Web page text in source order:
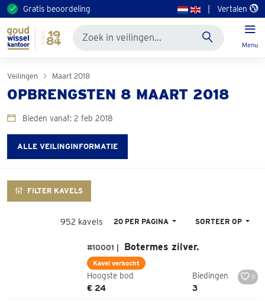
Gratis beoordeling Vertalen
Menu
Veilingen Maart 2018
OPBRENGSTEN 8 MAART 2018
Bieden vanaf: 2 feb 2018
ALLE VEILINGINFORMATIE
FILTER KAVELS
952 kavels 20 PER PAGINA SORTEER OP
#10001 | Botermes zilver.
Kavel verkocht
Hoogste bod
€ 24
Biedingen
3
0